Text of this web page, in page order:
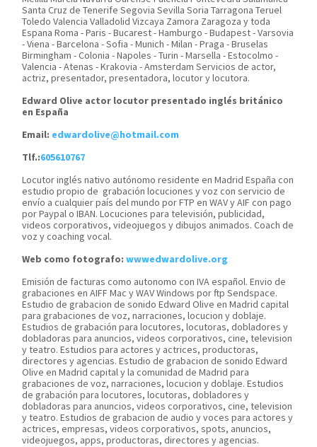
Santa Cruz de Tenerife Segovia Sevilla Soria Tarragona Teruel
Toledo Valencia Valladolid Vizcaya Zamora Zaragoza y toda
Espana Roma - Paris - Bucarest - Hamburgo - Budapest - Varsovia
- Viena - Barcelona - Sofia - Munich - Milan - Praga - Bruselas
Birmingham - Colonia - Napoles - Turin - Marsella - Estocolmo -
Valencia - Atenas - Krakovia - Amsterdam Servicios de actor,
actriz, presentador, presentadora, locutor y locutora.
Edward Olive actor locutor presentado inglés británico
en España
Email: edwardolive@hotmail.com
Tlf.:605610767
Locutor inglés nativo autónomo residente en Madrid España con
estudio propio de grabación locuciones y voz con servicio de
envío a cualquier país del mundo por FTP en WAV y AIF con pago
por Paypal o IBAN. Locuciones para televisión, publicidad,
videos corporativos, videojuegos y dibujos animados. Coach de
voz y coaching vocal.
Web como fotografo: wwwedwardolive.org
Emisión de facturas como autonomo con IVA español. Envio de
grabaciones en AIFF Mac y WAV Windows por ftp Sendspace.
Estudio de grabacion de sonido Edward Olive en Madrid capital
para grabaciones de voz, narraciones, locucion y doblaje.
Estudios de grabación para locutores, locutoras, dobladores y
dobladoras para anuncios, videos corporativos, cine, television
y teatro. Estudios para actores y actrices, productoras,
directores y agencias. Estudio de grabacion de sonido Edward
Olive en Madrid capital y la comunidad de Madrid para
grabaciones de voz, narraciones, locucion y doblaje. Estudios
de grabación para locutores, locutoras, dobladores y
dobladoras para anuncios, videos corporativos, cine, television
y teatro. Estudios de grabacion de audio y voces para actores y
actrices, empresas, videos corporativos, spots, anuncios,
videojuegos, apps, productoras, directores y agencias.